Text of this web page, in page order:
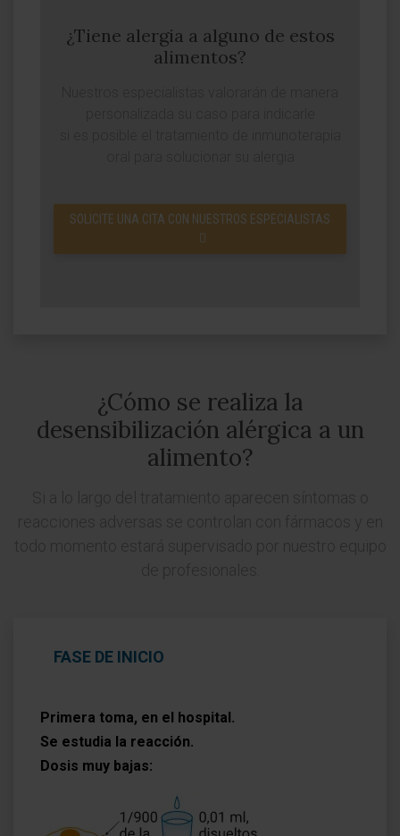
¿Tiene alergia a alguno de estos
alimentos?
SOLICITE UNA CITA CON NUESTROS ESPECIALISTAS
¿Cómo se realiza la
desensibilización alérgica a un
alimento?
FASE DE INICIO
Primera toma, en el hospital.
Se estudia la reacción.
Dosis muy bajas: